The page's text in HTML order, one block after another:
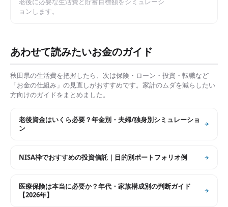
ョンします。
あわせて読みたいお金のガイド
秋田県の生活費を把握したら、次は保険・ローン・投資・転職など
「お金の仕組み」の見直しがおすすめです。家計のムダを減らしたい
方向けのガイドをまとめました。
老後資金はいくら必要？年金別・夫婦/独身別シミュレーショ
ン
NISA枠でおすすめの投資信託｜目的別ポートフォリオ例
医療保険は本当に必要か？年代・家族構成別の判断ガイド
【2026年】